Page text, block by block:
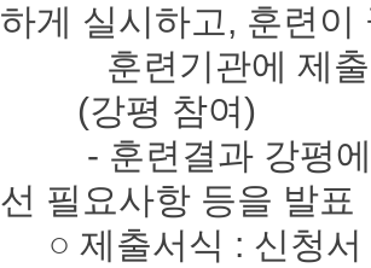
하게 실시하고, 훈련이
훈련기관에 제출
(강평 참여)
- 훈련결과 강평에
선 필요사항 등을 발표
○ 제출서식 : 신청서